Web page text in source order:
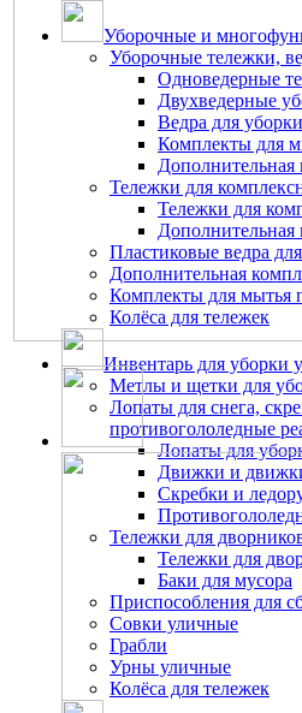
Уборочные и
Уборочные тележки,
Одноведерные
Двухведерные
Ведра для уборки
Комплекты для
Дополнительная
Тележки для
Тележки для
Дополнительная
Пластиковые ведра
Дополнительная
Комплекты для мытья
Колёса для тележек
Инвентарь для уборки
Метлы и щетки для
Лопаты для снега,
противогололедные
Лопаты для
Движки и
Скребки и
Тележки для
Тележки для
Баки для мусора
Приспособления для
Совки уличные
Грабли
Урны уличные
Колёса для тележек